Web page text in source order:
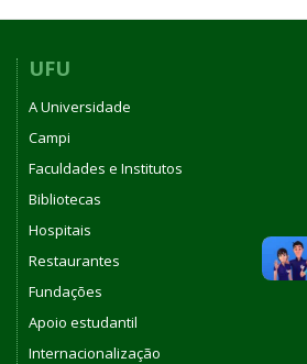
UFU
A Universidade
Campi
Faculdades e Institutos
Bibliotecas
Hospitais
Restaurantes
Fundações
Apoio estudantil
Internacionalização